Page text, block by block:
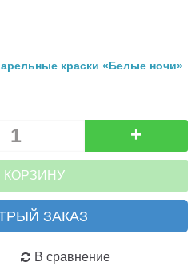
краски «Белые ночи»
+
КОРЗИНУ
ЗАКАЗ
В сравнение